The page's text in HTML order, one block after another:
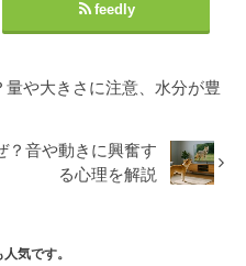
feedly
量や大きさに注意、水分が豊
？音や動きに興奮す
る心理を解説
気です。